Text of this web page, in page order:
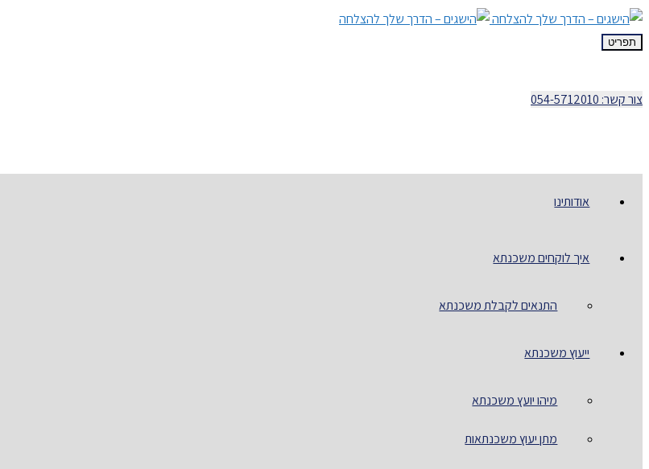
תפריט
צור קשר: 054-5712010
אודותינו
איך לוקחים משכנתא
התנאים לקבלת משכנתא
ייעוץ משכנתא
מיהו יועץ משכנתא
מתן יעוץ משכנתאות